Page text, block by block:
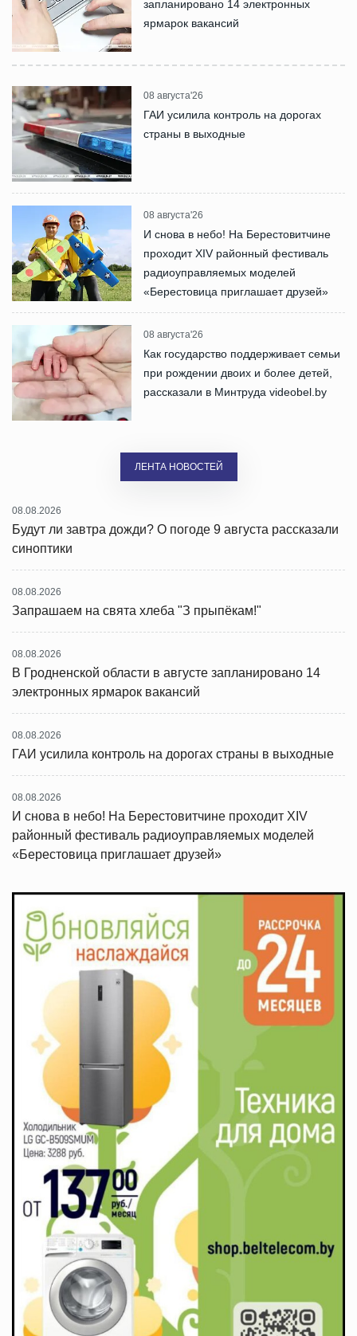
запланировано 14 электронных
ярмарок вакансий
08 августа'26
ГАИ усилила контроль на дорогах
страны в выходные
08 августа'26
И снова в небо! На Берестовитчине
проходит XIV районный фестиваль
радиоуправляемых моделей
«Берестовица приглашает друзей»
08 августа'26
Как государство поддерживает семьи
при рождении двоих и более детей,
рассказали в Минтруда videobel.by
ЛЕНТА НОВОСТЕЙ
08.08.2026
Будут ли завтра дожди? О погоде 9 августа рассказали
синоптики
08.08.2026
Запрашаем на свята хлеба "З прыпёкам!"
08.08.2026
В Гродненской области в августе запланировано 14
электронных ярмарок вакансий
08.08.2026
ГАИ усилила контроль на дорогах страны в выходные
08.08.2026
И снова в небо! На Берестовитчине проходит XIV
районный фестиваль радиоуправляемых моделей
«Берестовица приглашает друзей»